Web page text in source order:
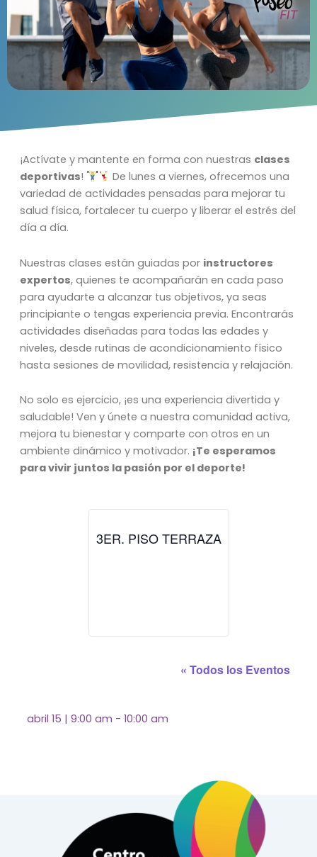
¡Actívate y mantente en forma con nuestras clases
deportivas!
De lunes a viernes, ofrecemos una
variedad de actividades pensadas para mejorar tu
salud física, fortalecer tu cuerpo y liberar el estrés del
día a día.
Nuestras clases están guiadas por instructores
expertos, quienes te acompañarán en cada paso
para ayudarte a alcanzar tus objetivos, ya seas
principiante o tengas experiencia previa. Encontrarás
actividades diseñadas para todas las edades y
niveles, desde rutinas de acondicionamiento físico
hasta sesiones de movilidad, resistencia y relajación.
No solo es ejercicio, ¡es una experiencia divertida y
saludable! Ven y únete a nuestra comunidad activa,
mejora tu bienestar y comparte con otros en un
ambiente dinámico y motivador. ¡Te esperamos
para vivir juntos la pasión por el deporte!
3ER. PISO TERRAZA
« Todos los Eventos
abril 15 | 9:00 am - 10:00 am